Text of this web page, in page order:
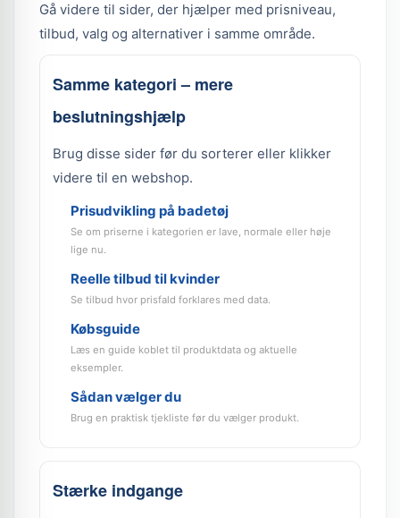
Gå videre til sider, der hjælper med prisniveau,
tilbud, valg og alternativer i samme område.
Samme kategori – mere
beslutningshjælp
Brug disse sider før du sorterer eller klikker
videre til en webshop.
Prisudvikling på badetøj
Se om priserne i kategorien er lave, normale eller høje
lige nu.
Reelle tilbud til kvinder
Se tilbud hvor prisfald forklares med data.
Købsguide
Læs en guide koblet til produktdata og aktuelle
eksempler.
Sådan vælger du
Brug en praktisk tjekliste før du vælger produkt.
Stærke indgange